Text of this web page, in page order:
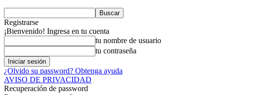
Registrarse
¡Bienvenido! Ingresa en tu cuenta
tu nombre de usuario
tu contraseña
¿Olvido su password? Obtenga ayuda
AVISO DE PRIVACIDAD
Recuperación de password